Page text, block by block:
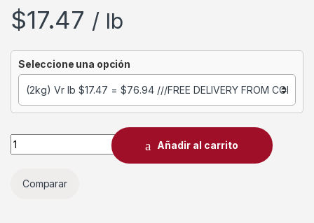
$17.47 / lb
Seleccione una opción
Añadir al carrito
Comparar